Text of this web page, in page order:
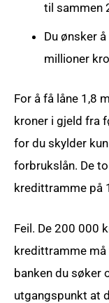
til sammen
Du ønsker
millioner
For å få låne 1,8
kroner i gjeld fra
for du skylder
forbrukslån. De
kredittramme på
Feil. De 200 000
kredittramme må
banken du søker
utgangspunkt at